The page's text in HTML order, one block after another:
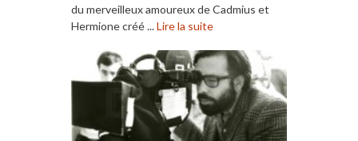
du merveilleux amoureux de Cadmius et
Hermione créé ...Lire la suite